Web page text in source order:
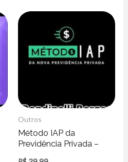
Outros
Método IAP da
Previdência Privada –